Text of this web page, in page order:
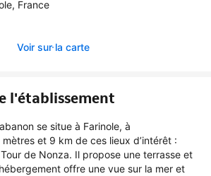
France
Voir sur la carte
l'établissement
se situe à Farinole, à
et 9 km de ces lieux d’intérêt :
de Nonza. Il propose une terrasse et
offre une vue sur la mer et